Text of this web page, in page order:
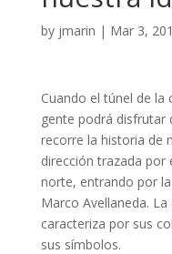
by jmarin | Mar 3,
Cuando el túnel de la
gente podrá disfrutar
recorre la historia de
dirección trazada por
norte, entrando por
Marco Avellaneda.
caracteriza por sus
sus símbolos.